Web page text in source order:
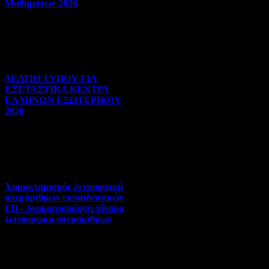
Μαθημάτων 2026
ΔΕΛΤΙΟ ΤΥΠΟΥ ΓΙΑ
ΕΞΕΤΑΣΤΙΚΑ ΚΕΝΤΡΑ
ΕΛΛΗΝΩΝ ΕΞΩΤΕΡΙΚΟΥ
2026
Χαρακτηρισμός λειτουργικά
υπεράριθμων εκπαιδευτικών
ΓΠ - Ανακοινοποίηση πίνακα
λειτουργικά υπεραρίθμων